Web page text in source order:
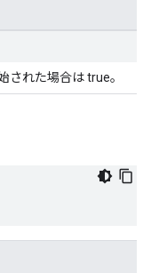
された場合は true。